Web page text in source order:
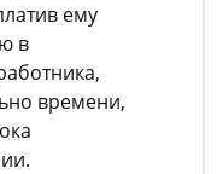
ему
в
времени,